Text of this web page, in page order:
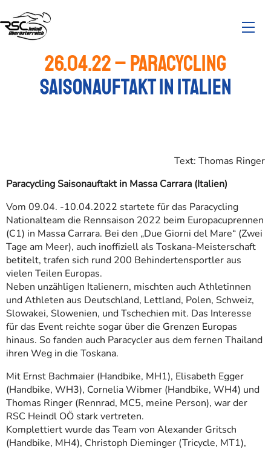
26.04.22 – Paracycling
Saisonauftakt in Italien
Text: Thomas Ringer
Paracycling Saisonauftakt in Massa Carrara (Italien)
Vom 09.04. -10.04.2022 startete für das Paracycling
Nationalteam die Rennsaison 2022 beim Europacuprennen
(C1) in Massa Carrara. Bei den „Due Giorni del Mare“ (Zwei
Tage am Meer), auch inoffiziell als Toskana-Meisterschaft
betitelt, trafen sich rund 200 Behindertensportler aus
vielen Teilen Europas.
Neben unzähligen Italienern, mischten auch Athletinnen
und Athleten aus Deutschland, Lettland, Polen, Schweiz,
Slowakei, Slowenien, und Tschechien mit. Das Interesse
für das Event reichte sogar über die Grenzen Europas
hinaus. So fanden auch Paracycler aus dem fernen Thailand
ihren Weg in die Toskana.
Mit Ernst Bachmaier (Handbike, MH1), Elisabeth Egger
(Handbike, WH3), Cornelia Wibmer (Handbike, WH4) und
Thomas Ringer (Rennrad, MC5, meine Person), war der
RSC Heindl OÖ stark vertreten.
Komplettiert wurde das Team von Alexander Gritsch
(Handbike, MH4), Christoph Dieminger (Tricycle, MT1),